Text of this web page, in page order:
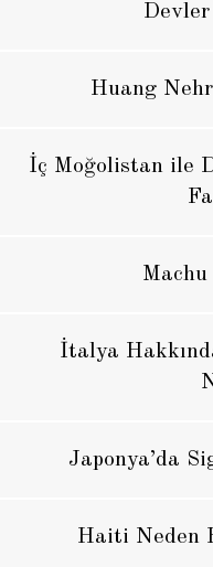
Huang
İç Moğolistan ile
İtalya
Japonya’da
Haiti Neden